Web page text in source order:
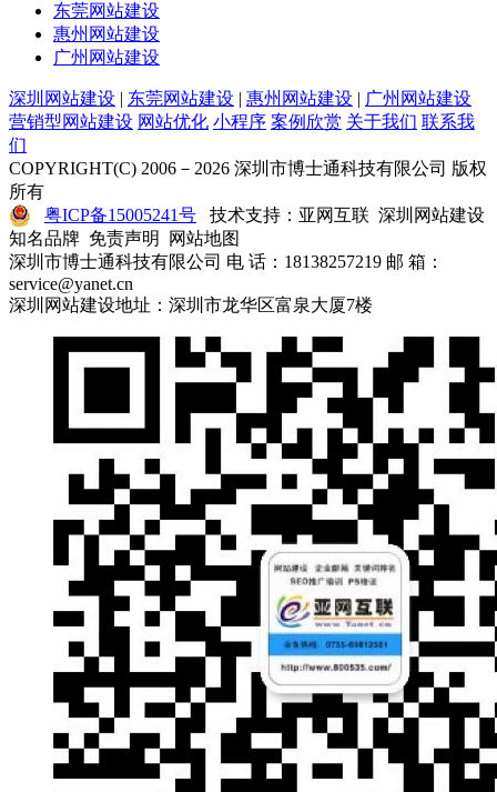
东莞网站建设
惠州网站建设
广州网站建设
深圳网站建设 | 东莞网站建设 | 惠州网站建设 | 广州网站建设
营销型网站建设 网站优化 小程序 案例欣赏 关于我们 联系我
们
COPYRIGHT(C) 2006－2026 深圳市博士通科技有限公司 版权
所有
粤ICP备15005241号 技术支持：亚网互联 深圳网站建设
知名品牌 免责声明 网站地图
深圳市博士通科技有限公司 电 话：18138257219 邮 箱：
service@yanet.cn
深圳网站建设地址：深圳市龙华区富泉大厦7楼